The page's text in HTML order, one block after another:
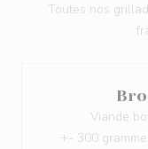
Toutes nos
Viande
+- 300